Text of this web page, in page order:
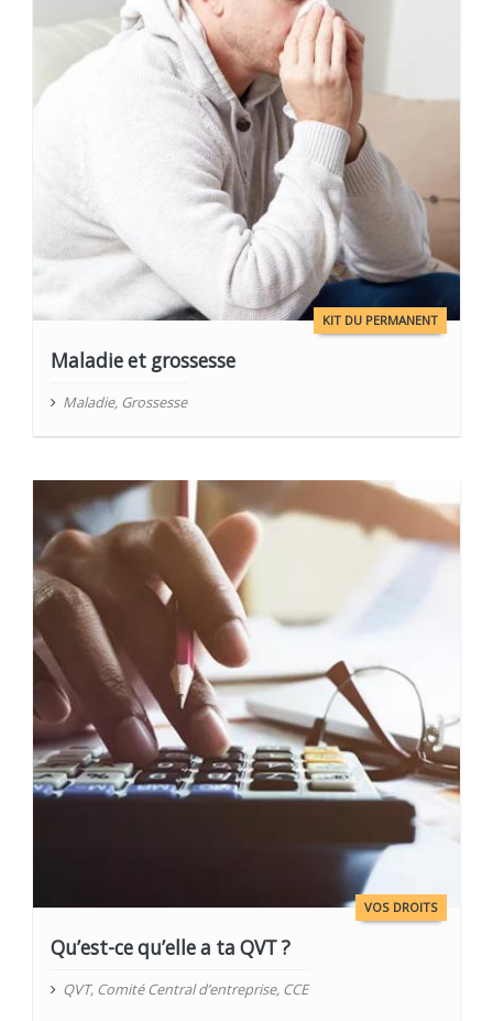
KIT DU PERMANENT
Maladie et grossesse
Maladie, Grossesse
VOS DROITS
Qu’est-ce qu’elle a ta QVT ?
QVT, Comité Central d’entreprise, CCE